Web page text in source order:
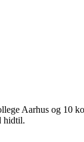
Aarhus og 10
hidtil.